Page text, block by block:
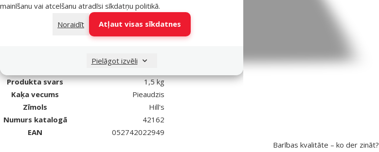
mainīšanu vai atcelšanu atradīsi sīkdatņu politikā.
Noraidīt
Atļaut visas sīkdatnes
Pielāgot izvēliJēra gaļa
Produkta svars
1,5 kg
Kaķa vecums
Pieaudzis
Zīmols
Hill's
Numurs katalogā
42162
EAN
052742022949
Barības kvalitāte – ko der zināt?